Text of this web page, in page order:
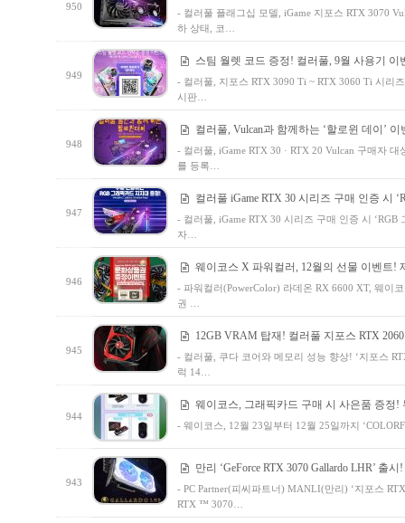
950
- 컬러풀 플래그십 모델, iGame 지포스 RTX 3070
하 상태, 코…
949
스팀 월렛 코드 증정! 컬러풀, 9월 사용기 이
- 컬러풀, 지포스 RTX 3090 Ti ~ RTX 3060 Ti 시리
시판…
948
컬러풀, Vulcan과 함께하는 ‘할로윈 데이’ 이
- 컬러풀, iGame RTX 30 · RTX 20 Vulcan 구매자
를 등록…
947
컬러풀 iGame RTX 30 시리즈 구매 인증 시
- 컬러풀, iGame RTX 30 시리즈 구매 인증 시
자…
946
웨이코스 X 파워컬러, 12월의 선물 이벤트!
- 파워컬러(PowerColor) 라데온 RX 6600 XT, 웨이
권 …
945
12GB VRAM 탑재! 컬러풀 지포스 RTX
- 컬러풀, 쿠다 코어와 메모리 성능 향상! ‘지포스
럭 14…
944
웨이코스, 그래픽카드 구매 시 사은품 증정!
- 웨이코스, 12월 23일부터 12월 25일까지
943
만리 ‘GeForce RTX 3070 Gallardo LHR’ 출시!
- PC Partner(피씨파트너) MANLI(만리) ‘지포스
RTX ™ 3070…